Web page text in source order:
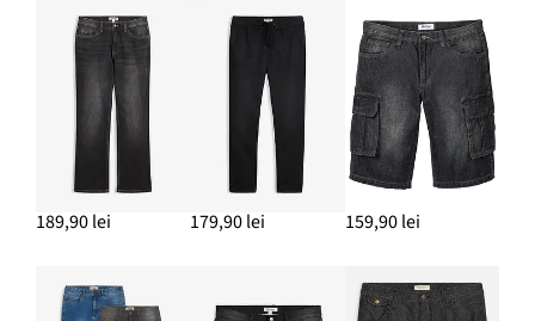
159,90 lei
ADAUGĂ ÎN COȘ
Geacă de iarnă matlasată cu glugă
479,90 lei
189,90 lei 179,90 lei 159,90 lei